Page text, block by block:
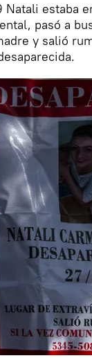
estaba
pasó a
y salió